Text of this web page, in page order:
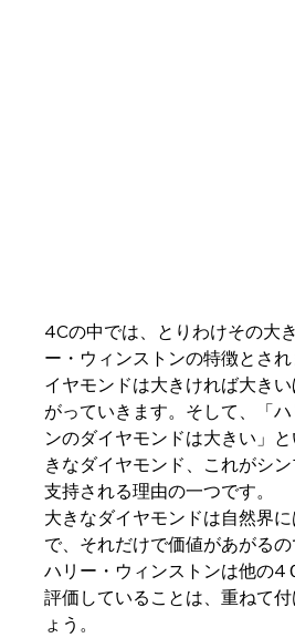
4Cの中では、とりわけその大
ー・ウィンストンの特徴とさ
イヤモンドは大きければ大き
がっていきます。そして、「
ンのダイヤモンドは大きい」
きなダイヤモンド、これがシ
支持される理由の一つです。
大きなダイヤモンドは自然界
で、それだけで価値があがるの
ハリー・ウィンストンは他の4
評価していることは、重ねて
ょう。